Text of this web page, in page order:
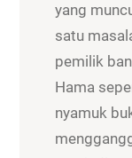
yang
satu
pemilik
Hama
nyamuk